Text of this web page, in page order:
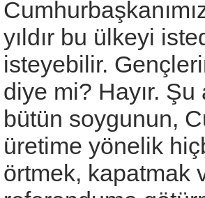
yıldır bu ülkeyi
isteyebilir.
diye mi? Hayır. Şu
bütün soygunun,
üretime yönelik
örtmek, kapatmak